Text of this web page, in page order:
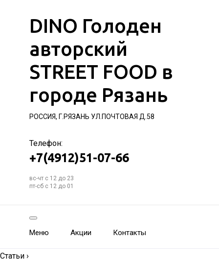
DINO Голоден
авторский
STREET FOOD в
городе Рязань
РОССИЯ, Г.РЯЗАНЬ УЛ.ПОЧТОВАЯ Д.58
Телефон:
+7(4912)51-07-66
вс-чт с 12 до 23
пт-сб с 12 до 01
Меню Акции Контакты
Статьи ›